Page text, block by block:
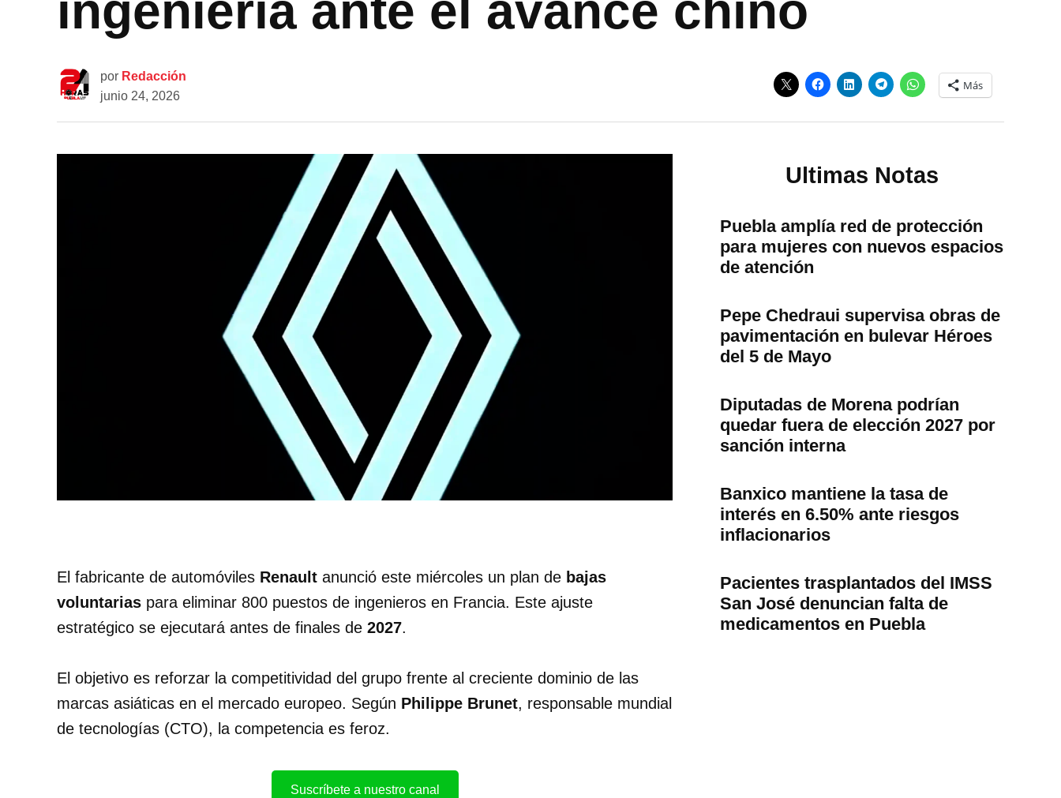
por Redacción
junio 24, 2026
Más
El fabricante de automóviles Renault anunció este miércoles un plan de bajas
voluntarias para eliminar 800 puestos de ingenieros en Francia. Este ajuste
estratégico se ejecutará antes de finales de 2027.
El objetivo es reforzar la competitividad del grupo frente al creciente dominio de las
marcas asiáticas en el mercado europeo. Según Philippe Brunet, responsable mundial
de tecnologías (CTO), la competencia es feroz.
Suscríbete a nuestro canal
Ultimas Notas
Puebla amplía red de protección
para mujeres con nuevos espacios
de atención
Pepe Chedraui supervisa obras de
pavimentación en bulevar Héroes
del 5 de Mayo
Diputadas de Morena podrían
quedar fuera de elección 2027 por
sanción interna
Banxico mantiene la tasa de
interés en 6.50% ante riesgos
inflacionarios
Pacientes trasplantados del IMSS
San José denuncian falta de
medicamentos en Puebla